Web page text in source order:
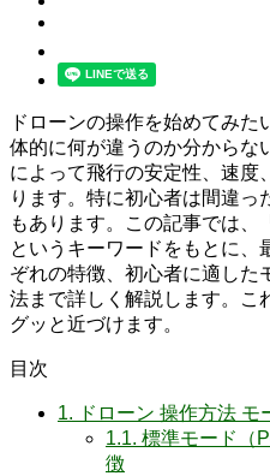
ドローンの操作を始めてみ
体的に何が違うのか分からな
によって飛行の安定性、速度
ります。特に初心者は間違っ
もあります。この記事では、
というキーワードをもとに、
ぞれの特徴、初心者に適した
法まで詳しく解説します。こ
グッと近づけます。
目次
1. ドローン 操作方法 モ
1.1. 標準モード（
徴